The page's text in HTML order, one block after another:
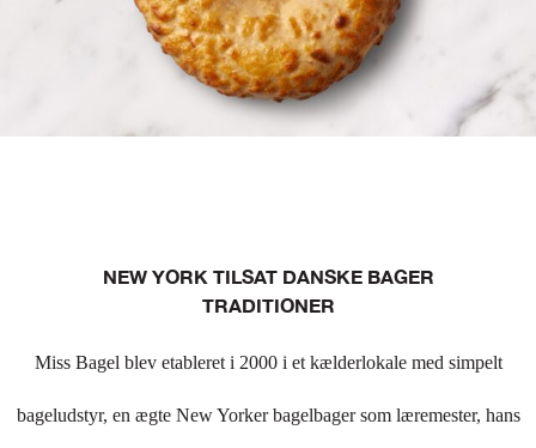
NEW YORK TILSAT DANSKE BAGER
TRADITIONER
Miss Bagel blev etableret i 2000 i et kælderlokale med simpelt
bageludstyr, en ægte New Yorker bagelbager som læremester, hans